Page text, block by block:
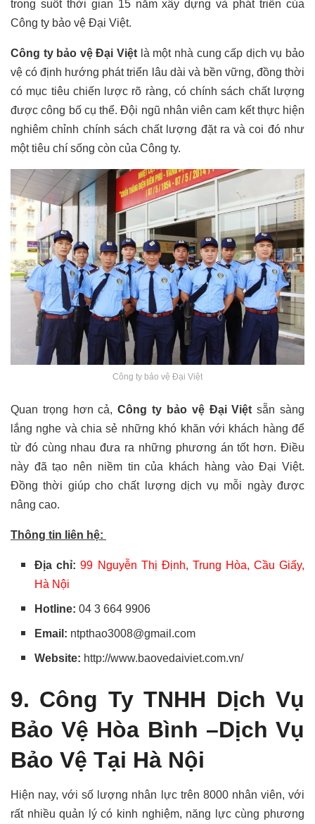
trong suốt thời gian 15 năm xây dựng và phát triển của
Công ty bảo vệ Đại Việt.
Công ty bảo vệ Đại Việt là một nhà cung cấp dịch vụ bảo
vệ có định hướng phát triển lâu dài và bền vững, đồng thời
có mục tiêu chiến lược rõ ràng, có chính sách chất lượng
được công bố cụ thể. Đội ngũ nhân viên cam kết thực hiện
nghiêm chỉnh chính sách chất lượng đặt ra và coi đó như
một tiêu chí sống còn của Công ty.
Công ty bảo vệ Đại Việt
Quan trọng hơn cả,Công ty bảo vệ Đại Việt sẵn sàng
lắng nghe và chia sẻ những khó khăn với khách hàng để
từ đó cùng nhau đưa ra những phương án tốt hơn. Điều
này đã tạo nên niềm tin của khách hàng vào Đại Việt.
Đồng thời giúp cho chất lượng dịch vụ mỗi ngày được
nâng cao.
Thông tin liên hệ:
Địa chỉ: 99 Nguyễn Thị Định, Trung Hòa, Cầu Giấy,
Hà Nội
Hotline:04 3 664 9906
Email: ntpthao3008@gmail.com
Website: http://www.baovedaiviet.com.vn/
9. Công Ty TNHH Dịch Vụ
Bảo Vệ Hòa Bình –Dịch Vụ
Bảo Vệ Tại Hà Nội
Hiện nay, với số lượng nhân lực trên 8000 nhân viên, với
rất nhiều quản lý có kinh nghiệm, năng lực cùng phương